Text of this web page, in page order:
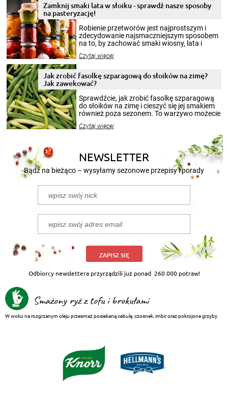
Zamknij smaki lata w słoiku - sprawdź nasze sposoby
na pasteryzację!
Robienie przetworów jest najprostszym i
zdecydowanie najsmaczniejszym sposobem
na to, by zachować smaki wiosny, lata i
krajobrazów, by cieszyć nimi oko w sezonie
pełni poczuć atmosferę cieplejszych
miesięcy. Przygotowanie słoików ze
patenty, które pozwolą zachować świeżość
przetworów.
Czytaj więcej
Jak zrobić fasolkę szparagową do słoików na zimę?
Jak zawekować?
Sprawdźcie, jak zrobić fasolkę szparagową
do słoików na zimę i cieszyć się jej smakiem
również poza sezonem. To warzywo możecie
nasze propozycje!
Czytaj więcej
NEWSLETTER
Bądź na bieżąco – wysyłamy sezonowe przepisy i porady
ZAPISZ SIĘ
Odbiorcy newslettera przyrządzili już ponad 260 000 potraw!
Smażony ryż z tofu i brokułami
W woku na rozgrzanym oleju przesmaż posiekaną cebulę, czosnek, imbir oraz pokrojone grzyby.